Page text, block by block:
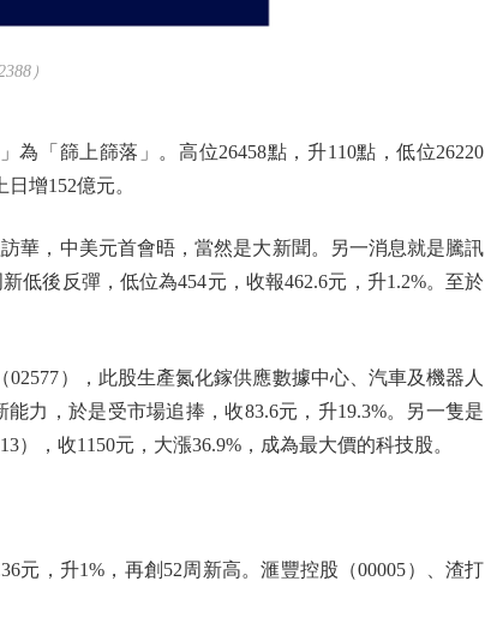
）
「篩上篩落」。高位26458點，升110點，低位26220
增152億元。
，中美元首會晤，當然是大新聞。另一消息就是騰訊
低後反彈，低位為454元，收報462.6元，升1.2%。至於
），此股生產氮化鎵供應數據中心、汽車及機器人
力，於是受市場追捧，收83.6元，升19.3%。另一隻是
），收1150元，大漲36.9%，成為最大價的科技股。
，升1%，再創52周新高。滙豐控股（00005）、渣打